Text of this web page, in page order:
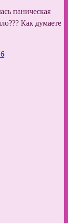
паническая
Как думаете